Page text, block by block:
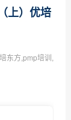
上）优培
东方,pmp培训,